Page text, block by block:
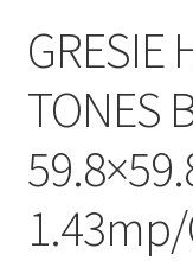
Magazin
Plată
GRESIE
TONES